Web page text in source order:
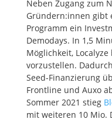
Neben Zugang zum
Gründern:innen gibt
Programm ein
Demodays. In 1,5
Möglichkeit,
vorzustellen.
Seed-Finanzierung
Frontline und Auxo
Sommer 2021 stieg
mit weiteren 10 Mio.